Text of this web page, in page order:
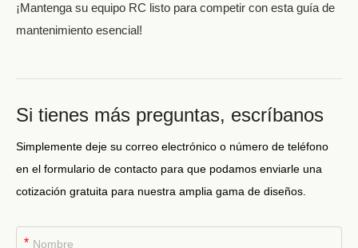
¡Mantenga su equipo RC listo para competir con esta guía de
mantenimiento esencial!
Si tienes más preguntas, escríbanos
Simplemente deje su correo electrónico o número de teléfono
en el formulario de contacto para que podamos enviarle una
cotización gratuita para nuestra amplia gama de diseños.
*